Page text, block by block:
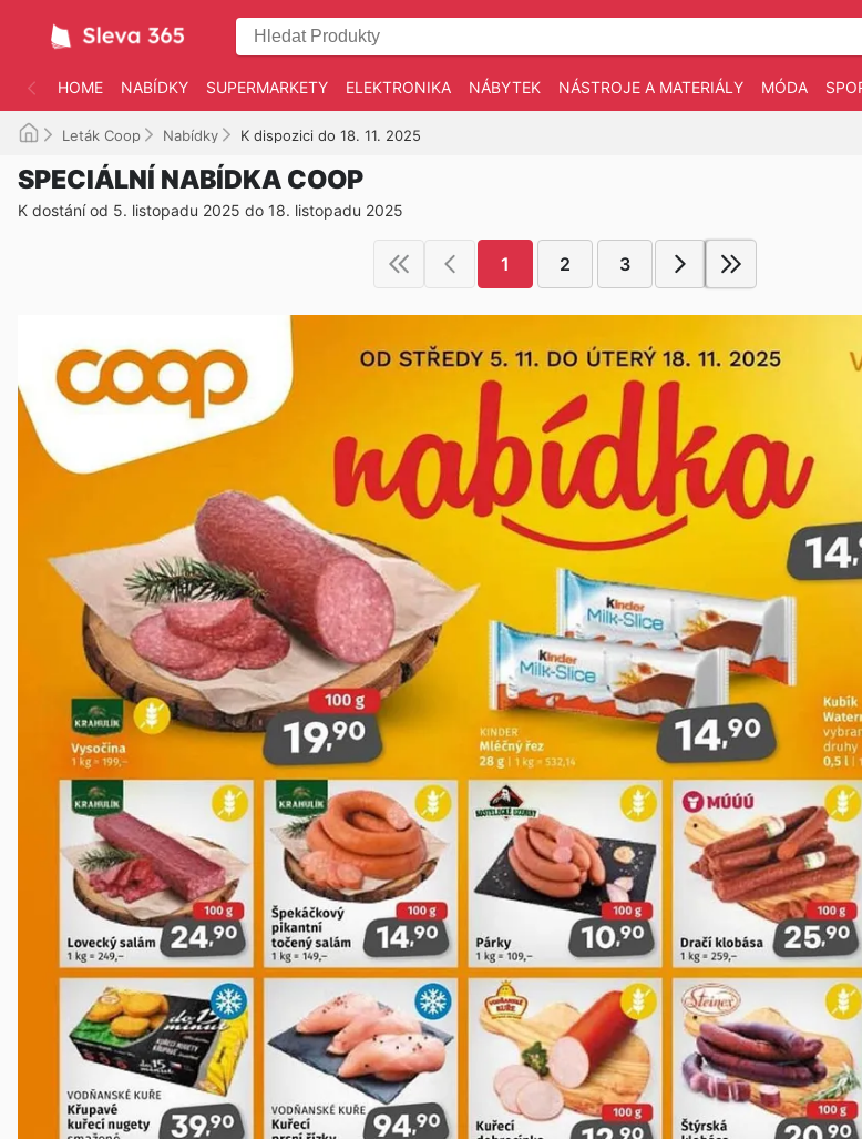
HOME NABÍDKY SUPERMARKETY ELEKTRONIKA NÁBYTEK NÁSTROJE A MATERIÁLY MÓDA
Leták Coop Nabídky K dispozici do 18. 11. 2025
SPECIÁLNÍ NABÍDKA COOP
K dostání od 5. listopadu 2025 do 18. listopadu 2025
1 2 3